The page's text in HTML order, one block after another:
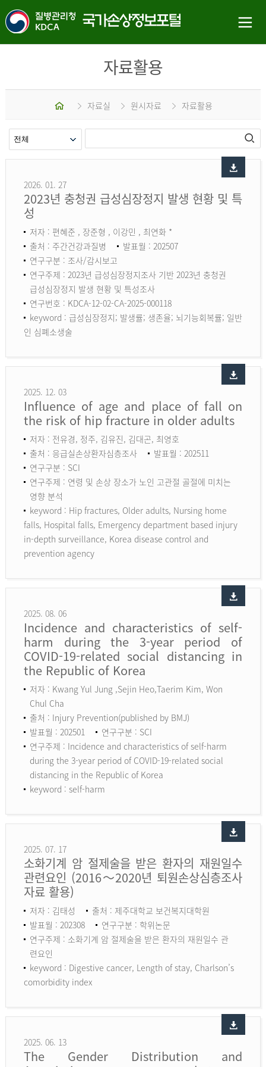
자료활용
홈 자료실 원시자료 자료활용
2026. 01. 27
2023년 충청권 급성심장정지 발생 현황 및 특
성
저자 : 편혜준 , 장준형 , 이강민 , 최연화 *
출처 : 주간건강과질병
발표월 : 202507
연구구분 : 조사/감시보고
연구주제 : 2023년 급성심장정지조사 기반 2023년 충청권
급성심장정지 발생 현황 및 특성조사
연구번호 : KDCA-12-02-CA-2025-000118
keyword : 급성심장정지; 발생률; 생존율; 뇌기능회복률; 일반
인 심폐소생술
2025. 12. 03
Influence of age and place of fall on
the risk of hip fracture in older adults
저자 : 전유경, 정주, 김유진, 김대곤, 최영호
출처 : 응급실손상환자심층조사
발표월 : 202511
연구구분 : SCI
연구주제 : 연령 및 손상 장소가 노인 고관절 골절에 미치는
영향 분석
keyword : Hip fractures, Older adults, Nursing home
falls, Hospital falls, Emergency department based injury
in-depth surveillance, Korea disease control and
prevention agency
2025. 08. 06
Incidence and characteristics of self-
harm during the 3-year period of
COVID-19-related social distancing in
the Republic of Korea
저자 : Kwang Yul Jung ,Sejin Heo,Taerim Kim, Won
Chul Cha
출처 : Injury Prevention(published by BMJ)
발표월 : 202501
연구구분 : SCI
연구주제 : Incidence and characteristics of self-harm
during the 3-year period of COVID-19-related social
distancing in the Republic of Korea
keyword : self-harm
2025. 07. 17
소화기계 암 절제술을 받은 환자의 재원일수
관련요인 (2016～2020년 퇴원손상심층조사
자료 활용)
저자 : 김태성
출처 : 제주대학교 보건복지대학원
발표월 : 202308
연구구분 : 학위논문
연구주제 : 소화기계 암 절제술을 받은 환자의 재원일수 관
련요인
keyword : Digestive cancer, Length of stay, Charlson’s
comorbidity index
2025. 06. 13
The Gender Distribution and